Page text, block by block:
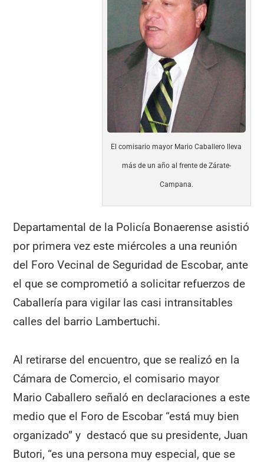
El comisario mayor Mario Caballero lleva
más de un año al frente de Zárate-
Campana.
Departamental de la Policía Bonaerense asistió
por primera vez este miércoles a una reunión
del Foro Vecinal de Seguridad de Escobar, ante
el que se comprometió a solicitar refuerzos de
Caballería para vigilar las casi intransitables
calles del barrio Lambertuchi.
Al retirarse del encuentro, que se realizó en la
Cámara de Comercio, el comisario mayor
Mario Caballero señaló en declaraciones a este
medio que el Foro de Escobar “está muy bien
organizado” y destacó que su presidente, Juan
Butori, “es una persona muy especial, que se